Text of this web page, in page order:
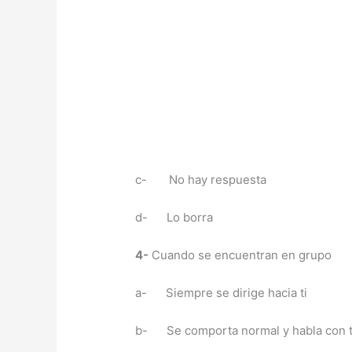
c- No hay respuesta
d- Lo borra
4- Cuando se encuentran en grupo
a- Siempre se dirige hacia ti
b- Se comporta normal y habla con